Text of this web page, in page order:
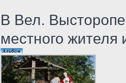
В Вел.
местного жителя